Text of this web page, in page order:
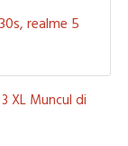
realme 5
XL Muncul di